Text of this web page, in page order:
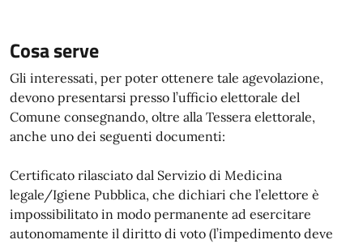
Cosa serve
Gli interessati, per poter ottenere tale agevolazione,
devono presentarsi presso l’ufficio elettorale del
Comune consegnando, oltre alla Tessera elettorale,
anche uno dei seguenti documenti:
Certificato rilasciato dal Servizio di Medicina
legale/Igiene Pubblica, che dichiari che l’elettore è
impossibilitato in modo permanente ad esercitare
autonomamente il diritto di voto (l’impedimento deve